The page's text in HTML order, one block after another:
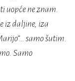
uopće ne znam.
iz daljine, iza
samo šutim.
Samo